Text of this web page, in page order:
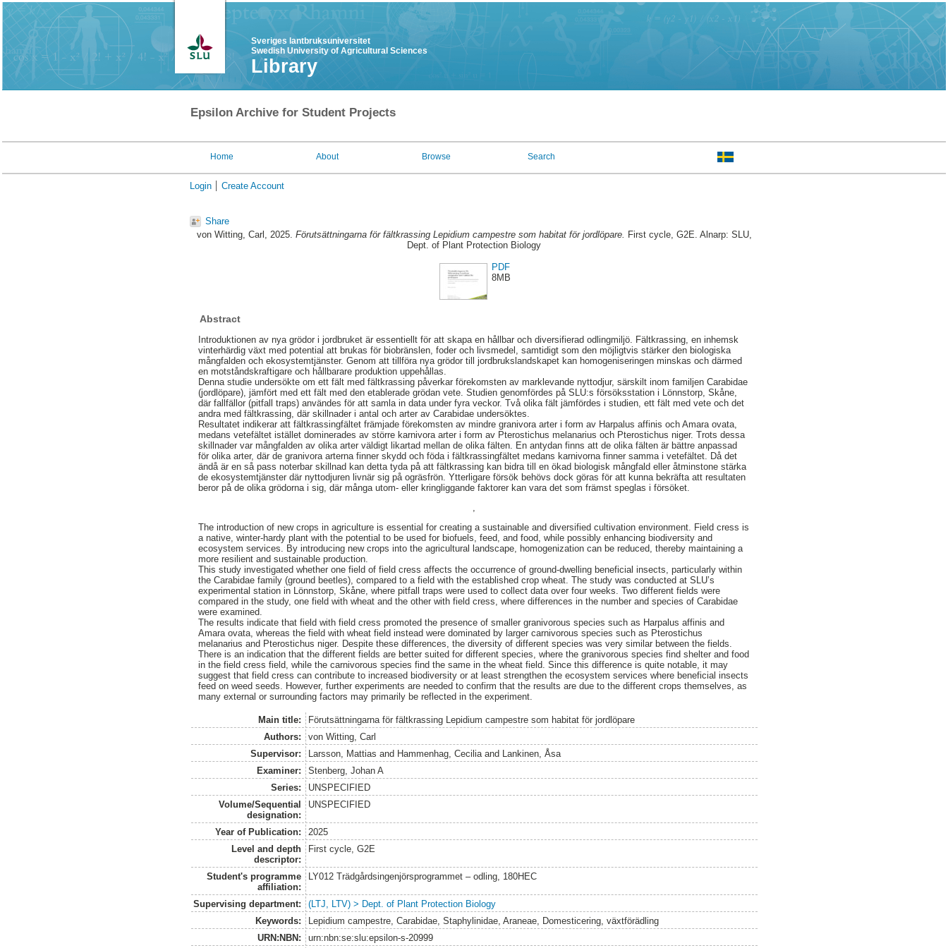
Sveriges lantbruksuniversitet
Swedish University of Agricultural Sciences
Library
Epsilon Archive for Student Projects
Home About Browse Search
Login Create Account
Share
von Witting, Carl , 2025. Förutsättningarna för fältkrassing Lepidium campestre som habitat för jordlöpare. First cycle, G2E. Alnarp: SLU,
Dept. of Plant Protection Biology
PDF
8MB
Abstract
Introduktionen av nya grödor i jordbruket är essentiellt för att skapa en hållbar och diversifierad odlingmiljö. Fältkrassing, en inhemsk
vinterhärdig växt med potential att brukas för biobränslen, foder och livsmedel, samtidigt som den möjligtvis stärker den biologiska
mångfalden och ekosystemtjänster. Genom att tillföra nya grödor till jordbrukslandskapet kan homogeniseringen minskas och därmed
en motståndskraftigare och hållbarare produktion uppehållas.
Denna studie undersökte om ett fält med fältkrassing påverkar förekomsten av marklevande nyttodjur, särskilt inom familjen Carabidae
(jordlöpare), jämfört med ett fält med den etablerade grödan vete. Studien genomfördes på SLU:s försöksstation i Lönnstorp, Skåne,
där fallfällor (pitfall traps) användes för att samla in data under fyra veckor. Två olika fält jämfördes i studien, ett fält med vete och det
andra med fältkrassing, där skillnader i antal och arter av Carabidae undersöktes.
Resultatet indikerar att fältkrassingfältet främjade förekomsten av mindre granivora arter i form av Harpalus affinis och Amara ovata,
medans vetefältet istället dominerades av större karnivora arter i form av Pterostichus melanarius och Pterostichus niger. Trots dessa
skillnader var mångfalden av olika arter väldigt likartad mellan de olika fälten. En antydan finns att de olika fälten är bättre anpassad
för olika arter, där de granivora arterna finner skydd och föda i fältkrassingfältet medans karnivorna finner samma i vetefältet. Då det
ändå är en så pass noterbar skillnad kan detta tyda på att fältkrassing kan bidra till en ökad biologisk mångfald eller åtminstone stärka
de ekosystemtjänster där nyttodjuren livnär sig på ogräsfrön. Ytterligare försök behövs dock göras för att kunna bekräfta att resultaten
beror på de olika grödorna i sig, där många utom- eller kringliggande faktorer kan vara det som främst speglas i försöket.
The introduction of new crops in agriculture is essential for creating a sustainable and diversified cultivation environment. Field cress is
a native, winter-hardy plant with the potential to be used for biofuels, feed, and food, while possibly enhancing biodiversity and
ecosystem services. By introducing new crops into the agricultural landscape, homogenization can be reduced, thereby maintaining a
more resilient and sustainable production.
This study investigated whether one field of field cress affects the occurrence of ground-dwelling beneficial insects, particularly within
the Carabidae family (ground beetles), compared to a field with the established crop wheat. The study was conducted at SLU’s
experimental station in Lönnstorp, Skåne, where pitfall traps were used to collect data over four weeks. Two different fields were
compared in the study, one field with wheat and the other with field cress, where differences in the number and species of Carabidae
were examined.
The results indicate that field with field cress promoted the presence of smaller granivorous species such as Harpalus affinis and
Amara ovata, whereas the field with wheat field instead were dominated by larger carnivorous species such as Pterostichus
melanarius and Pterostichus niger. Despite these differences, the diversity of different species was very similar between the fields.
There is an indication that the different fields are better suited for different species, where the granivorous species find shelter and food
in the field cress field, while the carnivorous species find the same in the wheat field. Since this difference is quite notable, it may
suggest that field cress can contribute to increased biodiversity or at least strengthen the ecosystem services where beneficial insects
feed on weed seeds. However, further experiments are needed to confirm that the results are due to the different crops themselves, as
many external or surrounding factors may primarily be reflected in the experiment.
Main title:
Förutsättningarna för fältkrassing Lepidium campestre som habitat för jordlöpare
Authors:
von Witting, Carl
Supervisor:
Larsson, Mattias and Hammenhag, Ceciliaand Lankinen, Åsa
Examiner:
Stenberg, Johan A
Series:
UNSPECIFIED
Volume/Sequential
designation:
UNSPECIFIED
Year of Publication:
2025
Level and depth
descriptor:
First cycle, G2E
Student's programme
affiliation:
LY012 Trädgårdsingenjörsprogrammet – odling, 180HEC
Supervising department:
(LTJ, LTV) > Dept. of Plant Protection Biology
Keywords:
Lepidium campestre, Carabidae, Staphylinidae, Araneae, Domesticering, växtförädling
URN:NBN:
urn:nbn:se:slu:epsilon-s-20999